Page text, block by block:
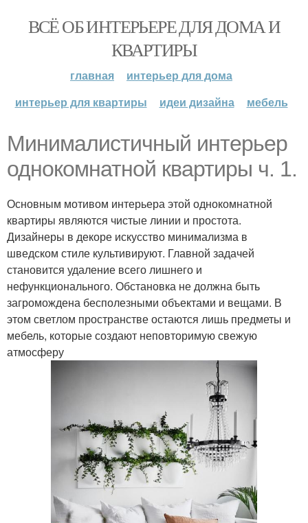
ВСЁ ОБ ИНТЕРЬЕРЕ ДЛЯ ДОМА И
КВАРТИРЫ
главная
интерьер для дома
интерьер для квартиры
идеи дизайна мебель
Минималистичный интерьер
однокомнатной квартиры ч. 1.
Основным мотивом интерьера этой однокомнатной
квартиры являются чистые линии и простота.
Дизайнеры в декоре искусство минимализма в
шведском стиле культивируют. Главной задачей
становится удаление всего лишнего и
нефункционального. Обстановка не должна быть
загромождена бесполезными объектами и вещами. В
этом светлом пространстве остаются лишь предметы и
мебель, которые создают неповторимую свежую
атмосферу